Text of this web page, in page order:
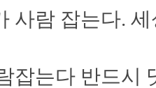
사람 잡는다.
잡는다 반드시